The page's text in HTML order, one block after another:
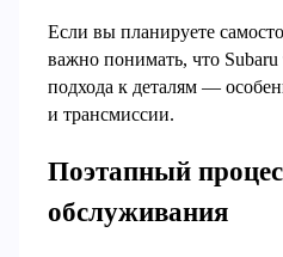
Если вы планируете
важно понимать, что Subaru
подхода к деталям —
и трансмиссии.
Поэтапный
обслуживания